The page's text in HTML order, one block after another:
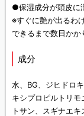
●保湿成分が頭皮に
※すぐに艶が出るわ
できるまで数日かか
成分
水、BG、ジヒドロ
キシプロピルトリ
トサン、スギナエ